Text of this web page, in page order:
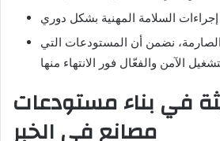
نضمن أن المستودعات التي
في بناء مستودعات
مصانع في الخبر